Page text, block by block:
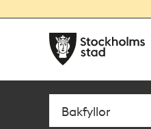
navigationen
huvudinnehållet
Sök